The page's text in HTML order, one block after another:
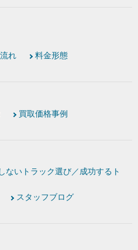
れ
料金形態
買取価格事例
ないトラック選び／成功するト
スタッフブログ